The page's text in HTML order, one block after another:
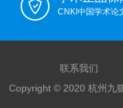
CNKI中国学术论
联系我们
Copyright © 2020 杭州九